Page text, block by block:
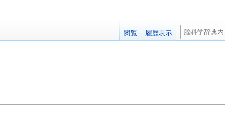
閲覧 履歴表示
検
索